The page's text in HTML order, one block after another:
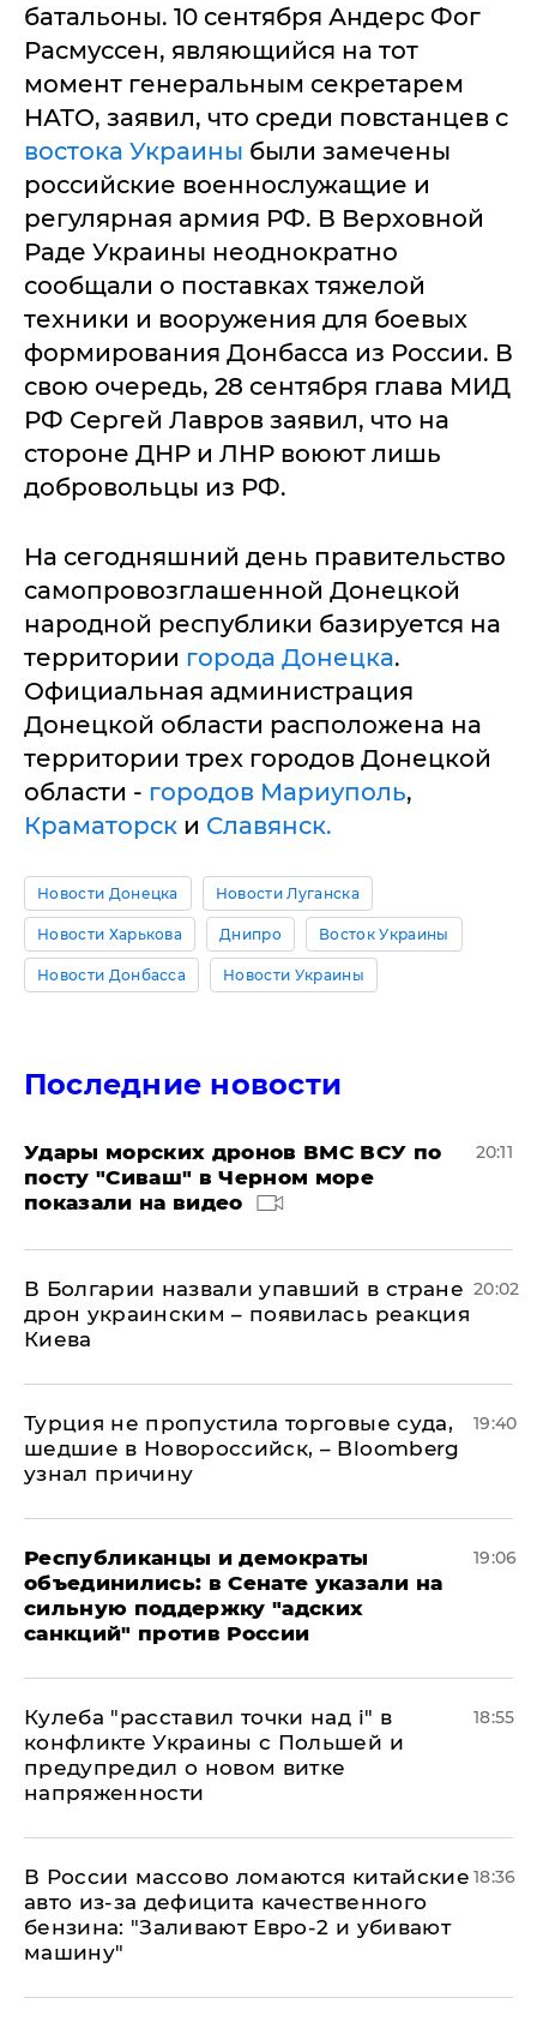
батальоны. 10 сентября Андерс Фог
Расмуссен, являющийся на тот
момент генеральным секретарем
НАТО, заявил, что среди повстанцев с
востока Украины были замечены
российские военнослужащие и
регулярная армия РФ. В Верховной
Раде Украины неоднократно
сообщали о поставках тяжелой
техники и вооружения для боевых
формирования Донбасса из России. В
свою очередь, 28 сентября глава МИД
РФ Сергей Лавров заявил, что на
стороне ДНР и ЛНР воюют лишь
добровольцы из РФ.
На сегодняшний день правительство
самопровозглашенной Донецкой
народной республики базируется на
территории города Донецка.
Официальная администрация
Донецкой области расположена на
территории трех городов Донецкой
области - городов Мариуполь,
Краматорск и Славянск.
Новости Донецка Новости Луганска
Новости Харькова Днипро Восток Украины
Новости Донбасса Новости Украины
Последние новости
Удары морских дронов ВМС ВСУ по
посту "Сиваш" в Черном море
показали на видео
20:11
В Болгарии назвали упавший в стране
дрон украинским – появилась реакция
Киева
20:02
Турция не пропустила торговые суда,
шедшие в Новороссийск, – Bloomberg
узнал причину
19:40
Республиканцы и демократы
объединились: в Сенате указали на
сильную поддержку "адских
санкций" против России
19:06
Кулеба "расставил точки над і" в
конфликте Украины с Польшей и
предупредил о новом витке
напряженности
18:55
В России массово ломаются китайские
авто из-за дефицита качественного
бензина: "Заливают Евро-2 и убивают
машину"
18:36